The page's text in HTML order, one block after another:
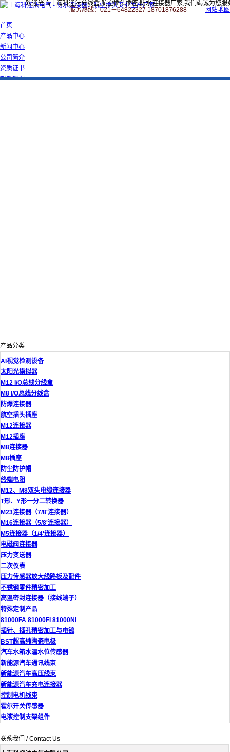
欢迎光临上海科迎法分线盒,航空插头插座,防水连接器厂家,我们竭诚为您服
服务热线：021－64822327 18701876288
网站地图
首页
产品中心
新闻中心
公司简介
资质证书
联系我们
产品分类
AI视觉检测设备
太阳光模拟器
M12 I/O总线分线盒
M8 I/O总线分线盒
防爆连接器
航空插头插座
M12连接器
M12插座
M8连接器
M8插座
防尘防护帽
终端电阻
M12、M8双头电缆连接器
T形、Y形一分二转换器
M23连接器（7/8'连接器）
M16连接器（5/8'连接器）
M5连接器（1/4'连接器）
电磁阀连接器
压力变送器
二次仪表
压力传感器放大线路板及配件
不锈钢零件精密加工
高温密封连接器（接线端子）
特殊定制产品
81000FA 81000FI 81000NI
插针、插孔精密加工与电镀
BST超高纯陶瓷电极
汽车水箱水温水位传感器
新能源汽车通讯线束
新能源汽车高压线束
新能源汽车充电连接器
控制电机线束
霍尔开关传感器
电液控制支架组件
联系我们 / Contact Us